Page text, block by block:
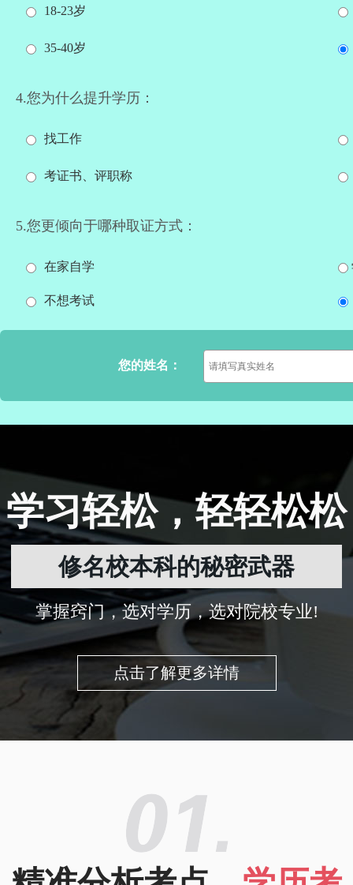
18-23岁
35-40岁
4.您为什么提升学历：
找工作
考证书、评职称
5.您更倾向于哪种取证方式：
在家自学
不想考试
您的姓名：
学习轻松，轻轻松松
修名校本科的秘密武器
掌握窍门，选对学历，选对院校专业!
点击了解更多详情